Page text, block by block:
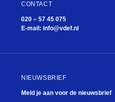
CONTACT
020 – 57 45 075
E-mail: info@vdef.nl
NIEUWSBRIEF
Meld je aan voor de nieuwsbrief